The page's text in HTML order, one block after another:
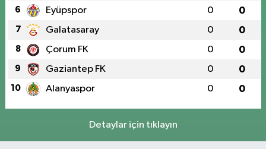
6 Eyüpspor 0 0
7 Galatasaray 0 0
8 Çorum FK 0 0
9 Gaziantep FK 0 0
10 Alanyaspor 0 0
Detaylar için tıklayın